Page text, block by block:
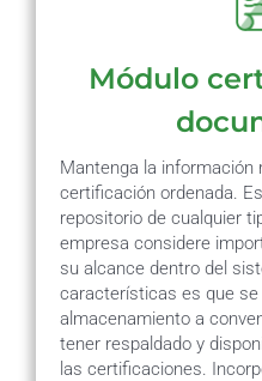
Módulo
Mantenga la información
certificación ordenada.
repositorio de cualquier
empresa considere
su alcance dentro del
características es que
almacenamiento a
tener respaldado y
las certificaciones.